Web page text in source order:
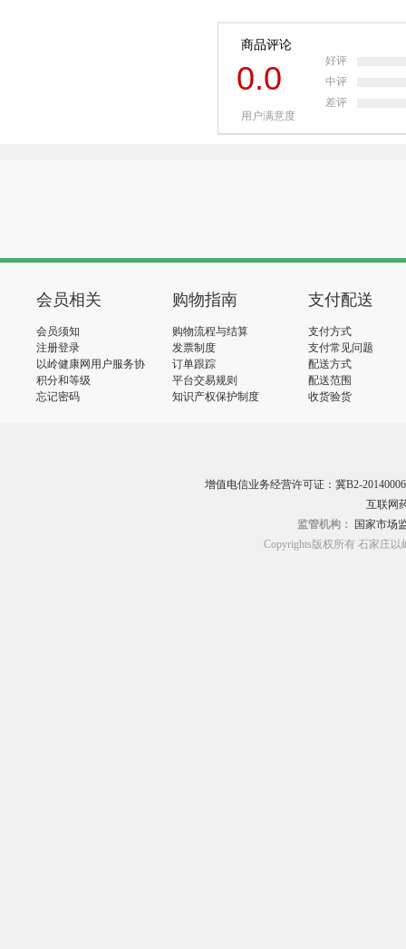
商品评论
0.0
用户满意度
好评
中评
差评
会员相关
会员须知
注册登录
以岭健康网用户服务协
议
积分和等级
忘记密码
购物指南
购物流程与结算
发票制度
订单跟踪
平台交易规则
知识产权保护制度
支付配送
支付方式
支付常见问题
配送方式
配送范围
收货验货
增值电信业务经营许可证：冀B2-20140006
互联网
监管机构：
国家市场
Copyrights版权所有 石家庄